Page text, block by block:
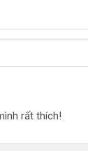
rất thích!